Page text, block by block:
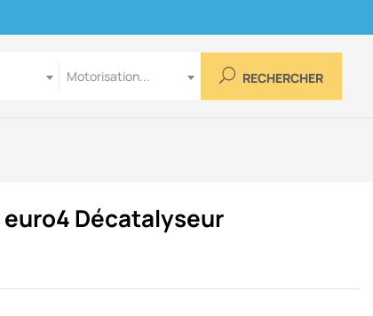
Motorisation...
RECHERCHER
Décatalyseur